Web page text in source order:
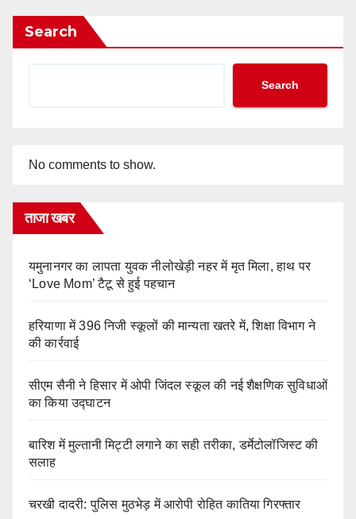
Search
Search
No comments to show.
ताजा खबर
यमुनानगर का लापता युवक नीलोखेड़ी नहर में मृत मिला, हाथ पर
‘Love Mom’ टैटू से हुई पहचान
हरियाणा में 396 निजी स्कूलों की मान्यता खतरे में, शिक्षा विभाग ने
की कार्रवाई
सीएम सैनी ने हिसार में ओपी जिंदल स्कूल की नई शैक्षणिक सुविधाओं
का किया उद्घाटन
बारिश में मुल्तानी मिट्टी लगाने का सही तरीका, डर्मेटोलॉजिस्ट की
सलाह
चरखी दादरी: पुलिस मुठभेड़ में आरोपी रोहित कातिया गिरफ्तार